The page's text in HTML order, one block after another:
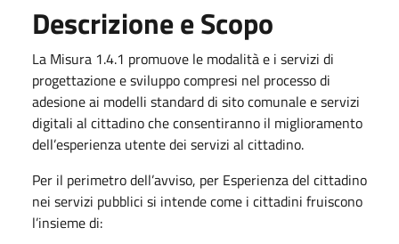
Descrizione e Scopo
La Misura 1.4.1 promuove le modalità e i servizi di
progettazione e sviluppo compresi nel processo di
adesione ai modelli standard di sito comunale e servizi
digitali al cittadino che consentiranno il miglioramento
dell’esperienza utente dei servizi al cittadino.
Per il perimetro dell’avviso, per Esperienza del cittadino
nei servizi pubblici si intende come i cittadini fruiscono
l’insieme di: